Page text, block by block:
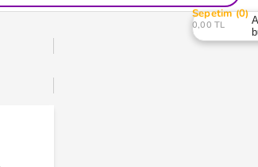
Sepetim 0
0,00 TL